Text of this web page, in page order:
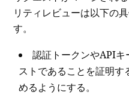
リティレビューは以下の
す。
認証トークンやAPI
ストであることを証明す
めるようにする。